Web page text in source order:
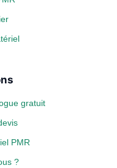
gratuit
PMR
?